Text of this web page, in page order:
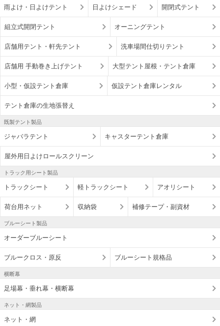
雨よけ・日よけテント 日よけシェード 開閉式テント
組立式開閉テント オーニングテント
店舗用テント・軒先テント 洗車場間仕切りテント
店舗用 手動巻き上げテント 大型テント屋根・テント倉庫
小型・仮設テント倉庫 仮設テント倉庫レンタル
テント倉庫の生地張替え
既製テント製品
ジャバラテント キャスターテント倉庫
屋外用日よけロールスクリーン
トラック用シート製品
トラックシート 軽トラックシート アオリシート
荷台用ネット 収納袋 補修テープ・副資材
ブルーシート製品
オーダーブルーシート
ブルークロス・原反 ブルーシート規格品
横断幕
足場幕・垂れ幕・横断幕
ネット・網製品
ネット・網